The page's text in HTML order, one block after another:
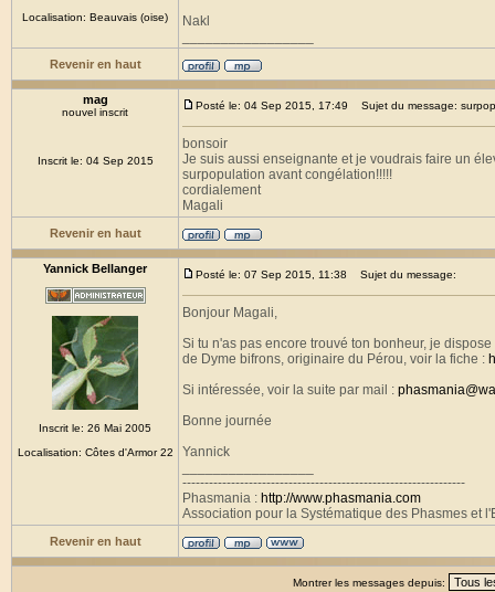
Localisation: Beauvais (oise)
Nakl
Revenir en haut
mag
nouvel inscrit
Inscrit le: 04 Sep 2015
Posté le: 04 Sep 2015, 17:49 Sujet du message:
bonsoir
Je suis aussi enseignante et je voudrais faire un
surpopulation avant congélation!!!!!
cordialement
Magali
Revenir en haut
Yannick Bellanger
Inscrit le: 26 Mai 2005
Localisation: Côtes d'Armor 22
Posté le: 07 Sep 2015, 11:38 Sujet du message:
Bonjour Magali,
Si tu n'as pas encore trouvé ton bonheur, je
de Dyme bifrons, originaire du Pérou, voir la fiche :
Si intéressée, voir la suite par mail :
Bonne journée
Yannick
----------------------------------------------------------------
Phasmania : http://www.phasmania.com
Association pour la Systématique des Phasmes et
Revenir en haut
Montrer les messages depuis: